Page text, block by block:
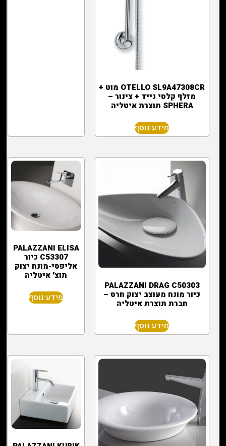
OTELLO SL9A47308CR מוט +
מזלף קלסי נייד + צינור –
SPHERA תוצרת איטליה
מידע נוסף
PALAZZANI DRAG C50303
כיור מונח מעוצב יצוק חרס –
חברת תוצרת איטליה
מידע נוסף
PALAZZANI ELISA
C53307 כיור
אליפסי-מונח יצוק
תוצ׳ איטליה
מידע נוסף